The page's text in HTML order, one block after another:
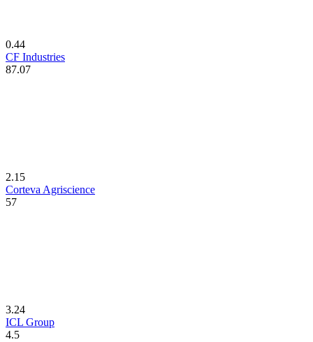
0.44
CF Industries
87.07
2.15
Corteva Agriscience
57
3.24
ICL Group
4.5